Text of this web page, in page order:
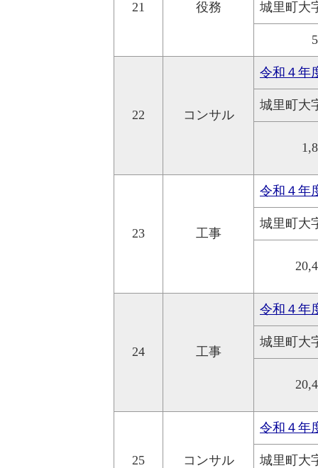
21 役務 城里町
22 コンサル
令和４年
城里町
23 工事
令和４年
城里町大
24 工事
令和４年
城里町大
25 コンサル
令和４年
城里町大